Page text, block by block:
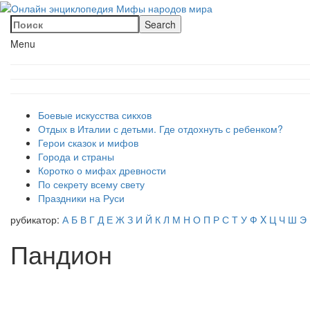
Menu
Боевые искусства сикхов
Отдых в Италии с детьми. Где отдохнуть с ребенком?
Герои сказок и мифов
Города и страны
Коротко о мифах древности
По секрету всему свету
Праздники на Руси
рубикатор: А Б В Г Д Е Ж З И Й К Л М Н О П Р С Т У Ф X Ц Ч Ш Э
Пандион